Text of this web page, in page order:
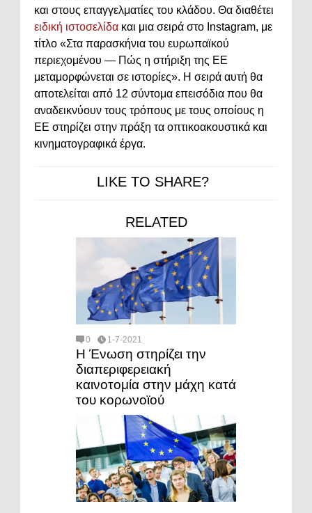
και στους επαγγελματίες του κλάδου. Θα διαθέτει
ειδική ιστοσελίδα και μια σειρά στο Instagram, με
τίτλο «Στα παρασκήνια του ευρωπαϊκού
περιεχομένου — Πώς η στήριξη της ΕΕ
μεταμορφώνεται σε ιστορίες». Η σειρά αυτή θα
αποτελείται από 12 σύντομα επεισόδια που θα
αναδεικνύουν τους τρόπους με τους οποίους η
ΕΕ στηρίζει στην πράξη τα οπτικοακουστικά και
κινηματογραφικά έργα.
LIKE TO SHARE?
RELATED
0 1-7-2021
Η Ένωση στηρίζει την
διαπεριφερειακή
καινοτομία στην μάχη κατά
του κορωνοϊού